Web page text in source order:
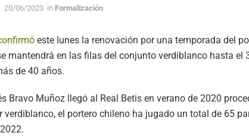
20/06/2023 in Formalización
este lunes la renovación por una temporada del
mantendrá en las filas del conjunto verdiblanco hasta el
de 40 años.
Bravo Muñoz llegó al Real Betis en verano de 2020
verdiblanco, el portero chileno ha jugado un total de 65